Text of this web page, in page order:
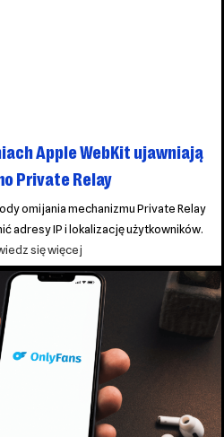
Apple WebKit ujawniają
Private Relay
omijania mechanizmu Private Relay
adresy IP i lokalizację użytkowników.
się więcejLuki
w
zabezpieczeniach
Apple
WebKit
ujawniają
Twój
adres
IP,